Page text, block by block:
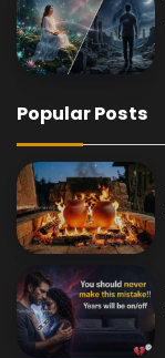
Popular Posts